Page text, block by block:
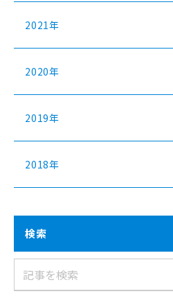
2021年
2020年
2019年
2018年
検索